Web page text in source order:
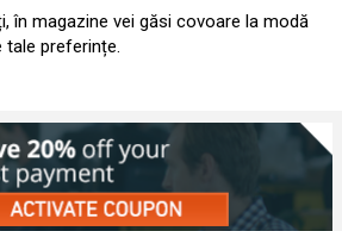
în magazine vei găsi covoare la modă
tale preferințe.